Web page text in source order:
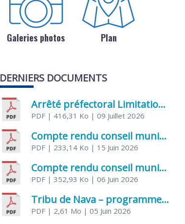
Galeries photos Plan
DERNIERS DOCUMENTS
Arrêté préfectoral Limitation provisoire des usages de l’eau
PDF | 416,31 Ko | 09 Juillet 2026
Compte rendu conseil municipal 5 juin 2026 sénatoriale
PDF | 233,14 Ko | 15 Juin 2026
Compte rendu conseil municipal – 21 avril 2026
PDF | 352,93 Ko | 06 Juin 2026
Tribu de Nava – programme et inscriptions été 2026
PDF | 2,61 Mo | 05 Juin 2026